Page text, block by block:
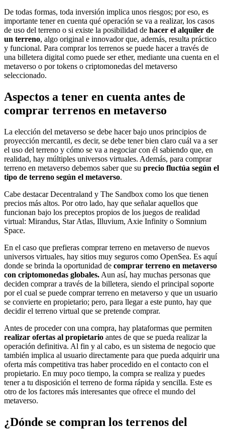
De todas formas, toda inversión implica unos riesgos; por eso, es
importante tener en cuenta qué operación se va a realizar, los casos
de uso del terreno o si existe la posibilidad de hacer el alquiler de
un terreno, algo original e innovador que, además, resulta práctico
y funcional. Para comprar los terrenos se puede hacer a través de
una billetera digital como puede ser ether, mediante una cuenta en el
metaverso o por tokens o criptomonedas del metaverso
seleccionado.
Aspectos a tener en cuenta antes de
comprar terrenos en metaverso
La elección del metaverso se debe hacer bajo unos principios de
proyección mercantil, es decir, se debe tener bien claro cuál va a ser
el uso del terreno y cómo se va a negociar con él sabiendo que, en
realidad, hay múltiples universos virtuales. Además, para comprar
terreno en metaverso debemos saber que su precio fluctúa según el
tipo de terreno según el metaverso.
Cabe destacar Decentraland y The Sandbox como los que tienen
precios más altos. Por otro lado, hay que señalar aquellos que
funcionan bajo los preceptos propios de los juegos de realidad
virtual: Mirandus, Star Atlas, Illuvium, Axie Infinity o Somnium
Space.
En el caso que prefieras comprar terreno en metaverso de nuevos
universos virtuales, hay sitios muy seguros como OpenSea. Es aquí
donde se brinda la oportunidad de comprar terreno en metaverso
con criptomonedas globales. Aun así, hay muchas personas que
deciden comprar a través de la billetera, siendo el principal soporte
por el cual se puede comprar terreno en metaverso y que un usuario
se convierte en propietario; pero, para llegar a este punto, hay que
decidir el terreno virtual que se pretende comprar.
Antes de proceder con una compra, hay plataformas que permiten
realizar ofertas al propietario antes de que se pueda realizar la
operación definitiva. Al fin y al cabo, es un sistema de negocio que
también implica al usuario directamente para que pueda adquirir una
oferta más competitiva tras haber procedido en el contacto con el
propietario. En muy poco tiempo, la compra se realiza y puedes
tener a tu disposición el terreno de forma rápida y sencilla. Este es
otro de los factores más interesantes que ofrece el mundo del
metaverso.
¿Dónde se compran los terrenos del